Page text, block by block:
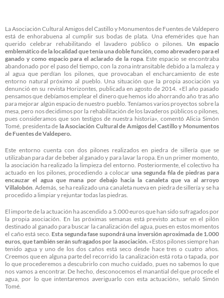
La Asociación Cultural Amigos del Castillo y Monumentos de Fuentes de Valdepero
está de enhorabuena al cumplir sus bodas de plata. Una efemérides que han
querido celebrar rehabilitando el lavadero público o pilones. Un espacio
emblemático de la localidad que tenía una doble función, como abrevadero para el
ganado y como espacio para el aclarado de la ropa. Este espacio se encontraba
abandonado por el paso del tiempo, con la zona intransitable debido a la maleza y
al agua que perdían los pilones, que provocaban el encharcamiento de este
entorno natural próximo al pueblo. Una situación que la propia asociación ya
denunció en su revista Horizontes, publicada en agosto de 2014. «El año pasado
pensamos que debíamos emplear el dinero que hemos ido ahorrando año tras año
para mejorar algún espacio de nuestro pueblo. Teníamos varios proyectos sobre la
mesa, pero nos decidimos por la rehabilitación de los lavaderos públicos o pilones,
pues consideramos que son testigos de nuestra historia», comentó Alicia Simón
Tomé, presidenta de la Asociación Cultural de Amigos del Castillo y Monumentos
de Fuentes de Valdepero.
Este entorno cuenta con dos pilones realizados en piedra de sillería que se
utilizaban para dar de beber al ganado y para lavar la ropa. En un primer momento,
la asociación ha realizado la limpieza del entorno. Posteriormente, el colectivo ha
actuado en los pilones, procediendo a colocar una segunda fila de piedras para
encauzar el agua que mana por debajo hacia la canaleta que va al arroyo
Villalobón . Además, se ha realizado una canaleta nueva en piedra de sillería y se ha
procedido a limpiar y rejuntar todas las piedras.
El importe de la actuación ha ascendido a 5.000 euros que han sido sufragados por
la propia asociación. En las próximas semanas está previsto actuar en el pilón
destinado al ganado para buscar la canalización del agua, pues en estos momentos
el caño está seco. Esta segunda fase supondrá una inversión aproximada de 1.000
euros, que también serán sufragados por la asociación. «Estos pilones siempre han
tenido agua y uno de los dos caños está seco desde hace tres o cuatro años.
Creemos que en alguna parte del recorrido la canalización está rota o tapada, por
lo que procederemos a descubrirlo con mucho cuidado, pues no sabemos lo que
nos vamos a encontrar. De hecho, desconocemos el manantial del que procede el
agua, por lo que intentaremos averiguarlo con esta actuación», señaló Simón
Tomé.